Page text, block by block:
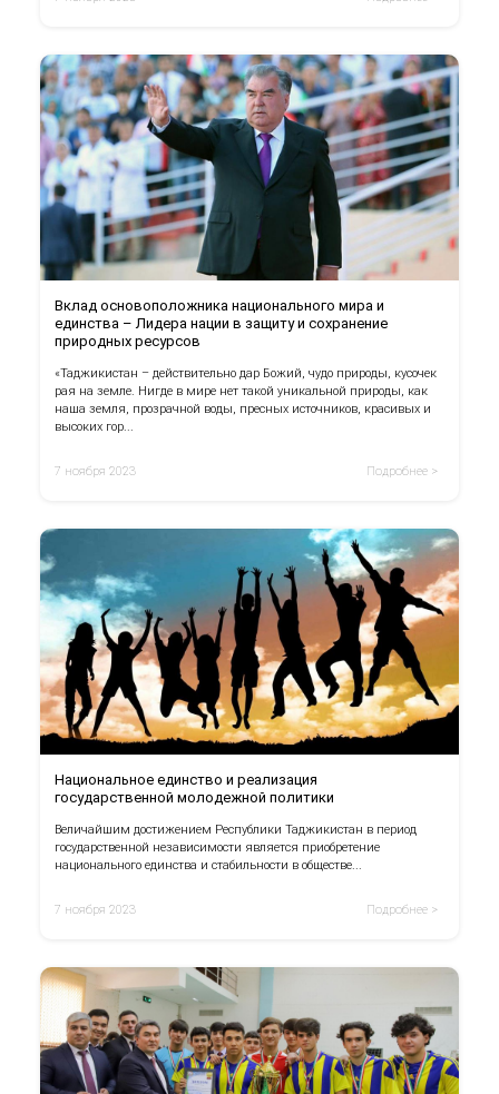
Вклад основоположника национального мира и
единства – Лидера нации в защиту и сохранение
природных ресурсов
«Таджикистан – действительно дар Божий, чудо природы, кусочек
рая на земле. Нигде в мире нет такой уникальной природы, как
наша земля, прозрачной воды, пресных источников, красивых и
высоких гор...
7 ноября 2023 Подробнее >
Национальное единство и реализация
государственной молодежной политики
Величайшим достижением Республики Таджикистан в период
государственной независимости является приобретение
национального единства и стабильности в обществе...
7 ноября 2023 Подробнее >